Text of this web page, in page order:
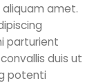
amet.
parturient
duis ut
potenti